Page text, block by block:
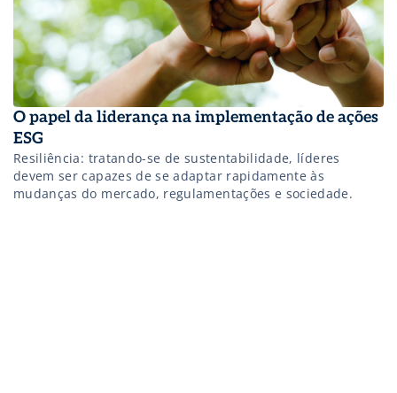
O papel da liderança na implementação de ações
ESG
Resiliência: tratando-se de sustentabilidade, líderes
devem ser capazes de se adaptar rapidamente às
mudanças do mercado, regulamentações e sociedade.